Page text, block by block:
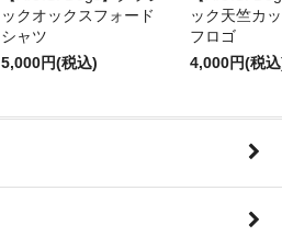
ックオックスフォード
シャツ
5,000円(税込)
ック天竺カ
フロゴ
4,000円(税